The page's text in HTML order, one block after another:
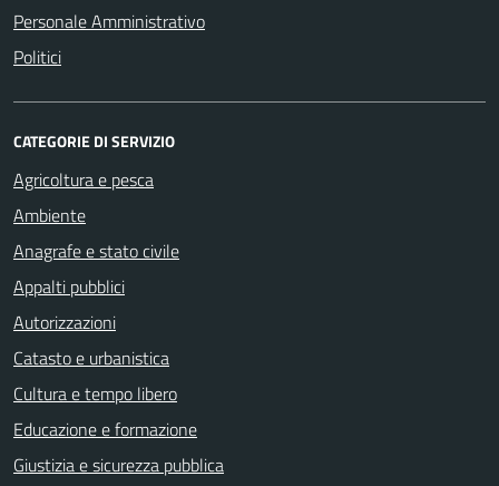
Personale Amministrativo
Politici
CATEGORIE DI SERVIZIO
Agricoltura e pesca
Ambiente
Anagrafe e stato civile
Appalti pubblici
Autorizzazioni
Catasto e urbanistica
Cultura e tempo libero
Educazione e formazione
Giustizia e sicurezza pubblica